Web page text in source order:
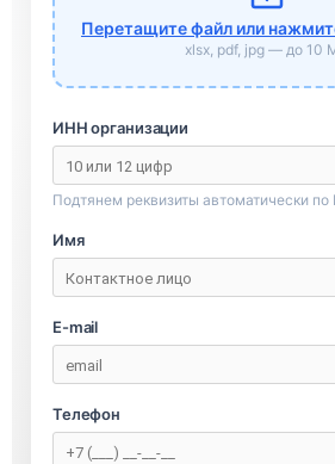
Перетащите файл или
xlsx, pdf, jpg — до 10
ИНН организации
Подтянем реквизиты автоматически
Имя
E-mail
Телефон